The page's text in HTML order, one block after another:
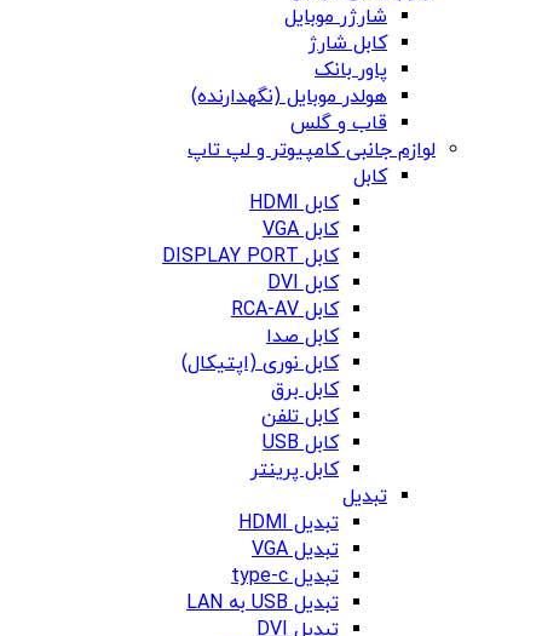
شارژر موبایل
کابل شارژ
پاور بانک
هولدر موبایل (نگهدارنده)
قاب و گلس
لوازم جانبی کامپیوتر و لپ تاپ
کابل
کابل HDMI
کابل VGA
کابل DISPLAY PORT
کابل DVI
کابل RCA-AV
کابل صدا
کابل نوری (اپتیکال)
کابل برق
کابل تلفن
کابل USB
کابل پرینتر
تبدیل
تبدیل HDMI
تبدیل VGA
تبدیل type-c
تبدیل USB به LAN
تبدیل DVI